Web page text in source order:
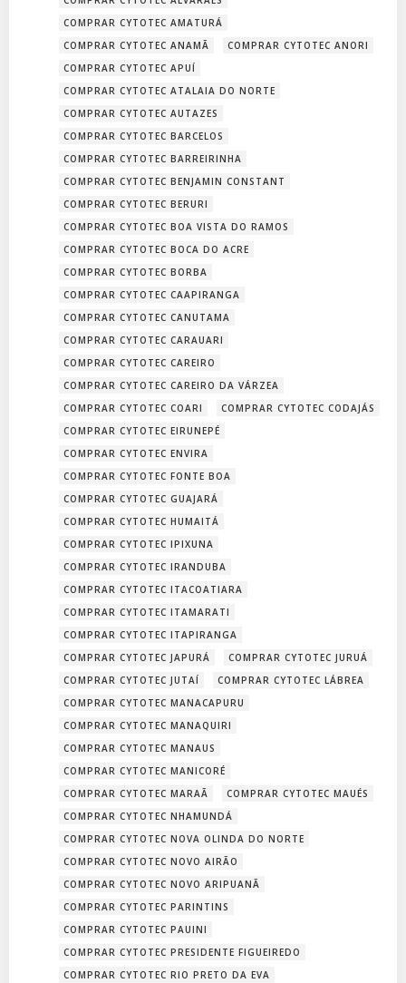
COMPRAR CYTOTEC AMATURÁ
COMPRAR CYTOTEC ANAMÃ
COMPRAR CYTOTEC ANORI
COMPRAR CYTOTEC APUÍ
COMPRAR CYTOTEC ATALAIA DO NORTE
COMPRAR CYTOTEC AUTAZES
COMPRAR CYTOTEC BARCELOS
COMPRAR CYTOTEC BARREIRINHA
COMPRAR CYTOTEC BENJAMIN CONSTANT
COMPRAR CYTOTEC BERURI
COMPRAR CYTOTEC BOA VISTA DO RAMOS
COMPRAR CYTOTEC BOCA DO ACRE
COMPRAR CYTOTEC BORBA
COMPRAR CYTOTEC CAAPIRANGA
COMPRAR CYTOTEC CANUTAMA
COMPRAR CYTOTEC CARAUARI
COMPRAR CYTOTEC CAREIRO
COMPRAR CYTOTEC CAREIRO DA VÁRZEA
COMPRAR CYTOTEC COARI
COMPRAR CYTOTEC CODAJÁS
COMPRAR CYTOTEC EIRUNEPÉ
COMPRAR CYTOTEC ENVIRA
COMPRAR CYTOTEC FONTE BOA
COMPRAR CYTOTEC GUAJARÁ
COMPRAR CYTOTEC HUMAITÁ
COMPRAR CYTOTEC IPIXUNA
COMPRAR CYTOTEC IRANDUBA
COMPRAR CYTOTEC ITACOATIARA
COMPRAR CYTOTEC ITAMARATI
COMPRAR CYTOTEC ITAPIRANGA
COMPRAR CYTOTEC JAPURÁ
COMPRAR CYTOTEC JURUÁ
COMPRAR CYTOTEC JUTAÍ
COMPRAR CYTOTEC LÁBREA
COMPRAR CYTOTEC MANACAPURU
COMPRAR CYTOTEC MANAQUIRI
COMPRAR CYTOTEC MANAUS
COMPRAR CYTOTEC MANICORÉ
COMPRAR CYTOTEC MARAÃ
COMPRAR CYTOTEC MAUÉS
COMPRAR CYTOTEC NHAMUNDÁ
COMPRAR CYTOTEC NOVA OLINDA DO NORTE
COMPRAR CYTOTEC NOVO AIRÃO
COMPRAR CYTOTEC NOVO ARIPUANÃ
COMPRAR CYTOTEC PARINTINS
COMPRAR CYTOTEC PAUINI
COMPRAR CYTOTEC PRESIDENTE FIGUEIREDO
COMPRAR CYTOTEC RIO PRETO DA EVA